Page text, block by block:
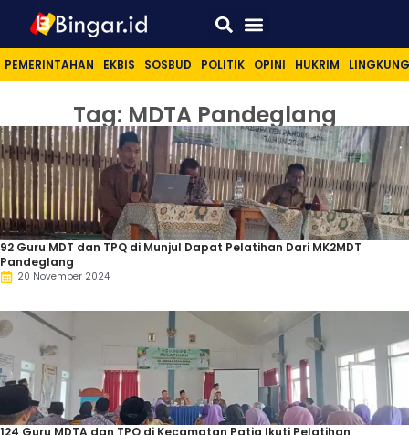
PEMERINTAHAN EKBIS SOSBUD POLITIK OPINI HUKRIM
Tag: MDTA Pandeglang
92 Guru MDT dan TPQ di Munjul Dapat Pelatihan Dari MK2MDT
Pandeglang
20 November 2024
124 Guru MDTA dan TPQ di Kecamatan Patia Ikuti Pelatihan